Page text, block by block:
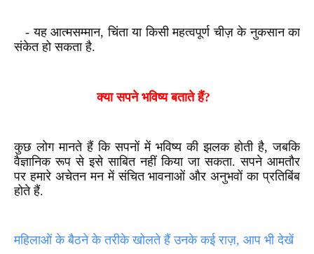
- यह आत्मसम्मान, चिंता या किसी महत्वपूर्ण चीज़ के नुकसान का
संकेत हो सकता है.
क्या सपने भविष्य बताते हैं?
कुछ लोग मानते हैं कि सपनों में भविष्य की झलक होती है, जबकि
वैज्ञानिक रूप से इसे साबित नहीं किया जा सकता. सपने आमतौर
पर हमारे अचेतन मन में संचित भावनाओं और अनुभवों का प्रतिबिंब
होते हैं.
महिलाओं के बैठने के तरीके खोलते हैं उनके कई राज़, आप भी देखें